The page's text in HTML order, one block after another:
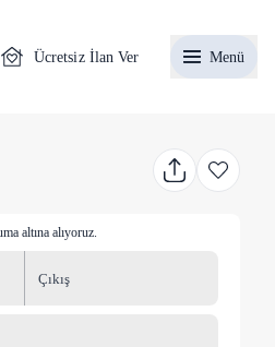
Ücretsiz İlan Ver Menü
altına alıyoruz.
Çıkış